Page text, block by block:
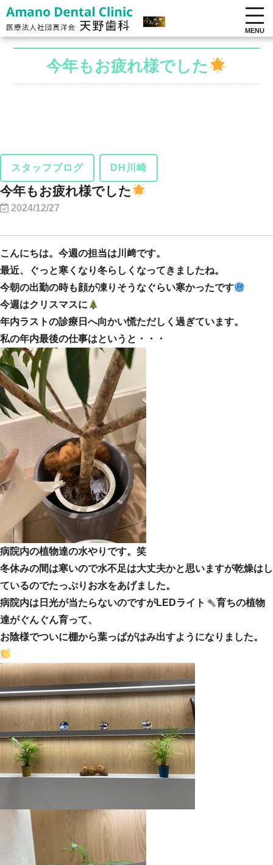
MENU
今年もお疲れ様でした
スタッフブログ DH川崎
今年もお疲れ様でした
2024/12/27
こんにちは。今週の担当は川﨑です。
最近、ぐっと寒くなり冬らしくなってきましたね。
今朝の出勤の時も顔が凍りそうなぐらい寒かったです
今週はクリスマスに
年内ラストの診療日へ向かい慌ただしく過ぎています。
私の年内最後の仕事はというと・・・
病院内の植物達の水やりです。笑
冬休みの間は寒いので水不足は大丈夫かと思いますが乾燥はし
ているのでたっぷりお水をあげました。
病院内は日光が当たらないのですがLEDライト
育ちの植物
達がぐんぐん育って、
お陰様でついに棚から葉っぱがはみ出すようになりました。